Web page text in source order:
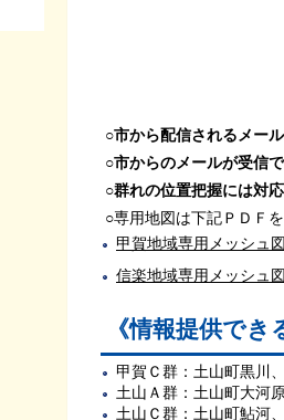
○市から配信されるメー
○市からのメールが受信
○群れの位置把握には対
○専用地図は下記ＰＤＦ
甲賀地域専用メッシュ図
信楽地域専用メッシュ図
《情報提供で
甲賀Ｃ群：土山町黒川
土山Ａ群：土山町大河
土山Ｃ群：土山町鮎河